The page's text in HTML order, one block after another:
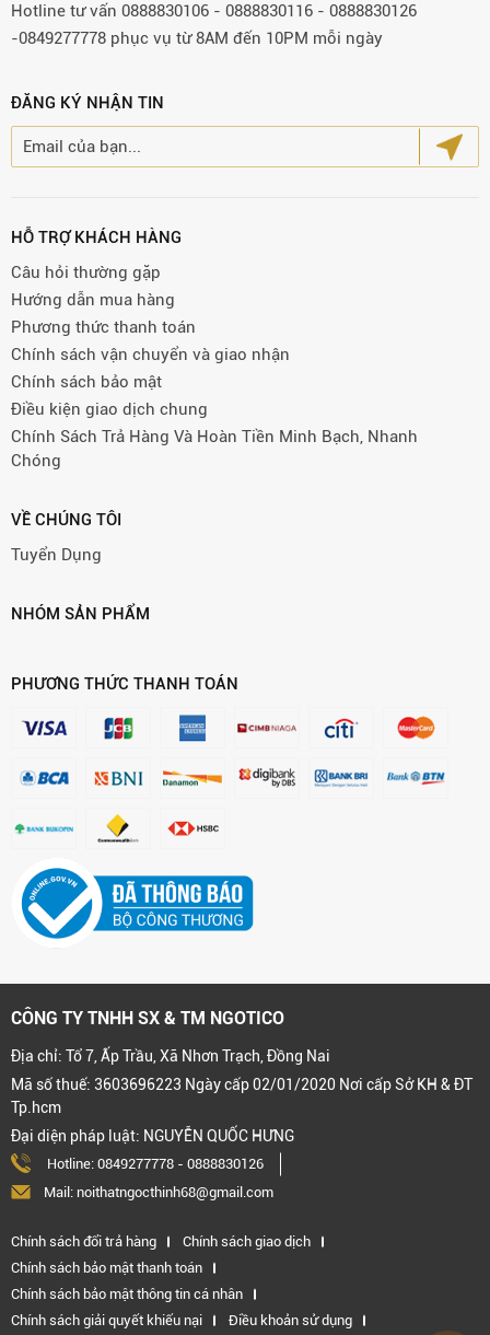
Hotline tư vấn 0888830106 - 0888830116 - 0888830126
-0849277778 phục vụ từ 8AM đến 10PM mỗi ngày
ĐĂNG KÝ NHẬN TIN
HỖ TRỢ KHÁCH HÀNG
Câu hỏi thường gặp
Hướng dẫn mua hàng
Phương thức thanh toán
Chính sách vận chuyển và giao nhận
Chính sách bảo mật
Điều kiện giao dịch chung
Chính Sách Trả Hàng Và Hoàn Tiền Minh Bạch, Nhanh
Chóng
VỀ CHÚNG TÔI
Tuyển Dụng
NHÓM SẢN PHẨM
PHƯƠNG THỨC THANH TOÁN
CÔNG TY TNHH SX & TM NGOTICO
Địa chỉ: Tổ 7, Ấp Trầu, Xã Nhơn Trạch, Đồng Nai
Mã số thuế: 3603696223 Ngày cấp 02/01/2020 Nơi cấp Sở KH & ĐT
Tp.hcm
Đại diện pháp luật: NGUYỄN QUỐC HƯNG
Hotline: 0849277778 - 0888830126
Mail: noithatngocthinh68@gmail.com
Chính sách đổi trả hàng
Chính sách giao dịch
Chính sách bảo mật thanh toán
Chính sách bảo mật thông tin cá nhân
Chính sách giải quyết khiếu nại
Điều khoản sử dụng